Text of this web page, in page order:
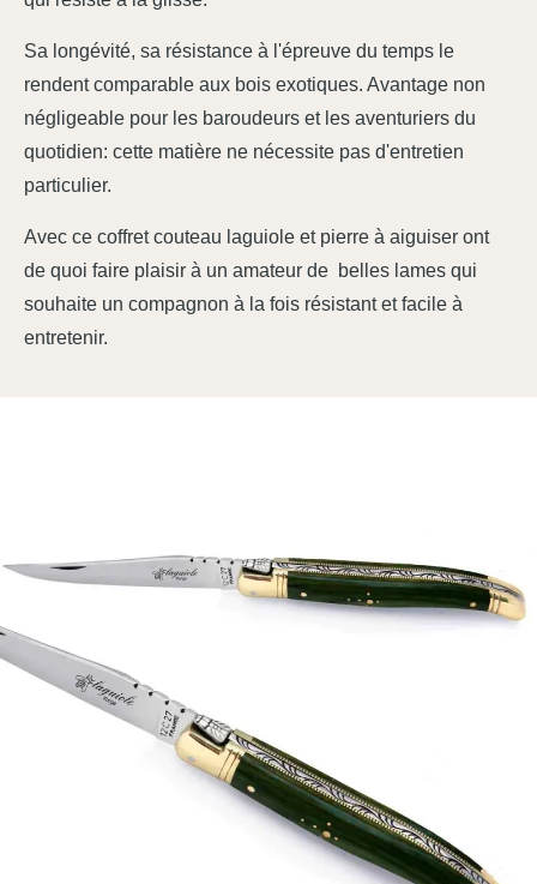
Sa longévité, sa résistance à l'épreuve du temps le
rendent comparable aux bois exotiques. Avantage non
négligeable pour les baroudeurs et les aventuriers du
quotidien: cette matière ne nécessite pas d'entretien
particulier.
Avec ce coffret couteau laguiole et pierre à aiguiser ont
de quoi faire plaisir à un amateur de belles lames qui
souhaite un compagnon à la fois résistant et facile à
entretenir.